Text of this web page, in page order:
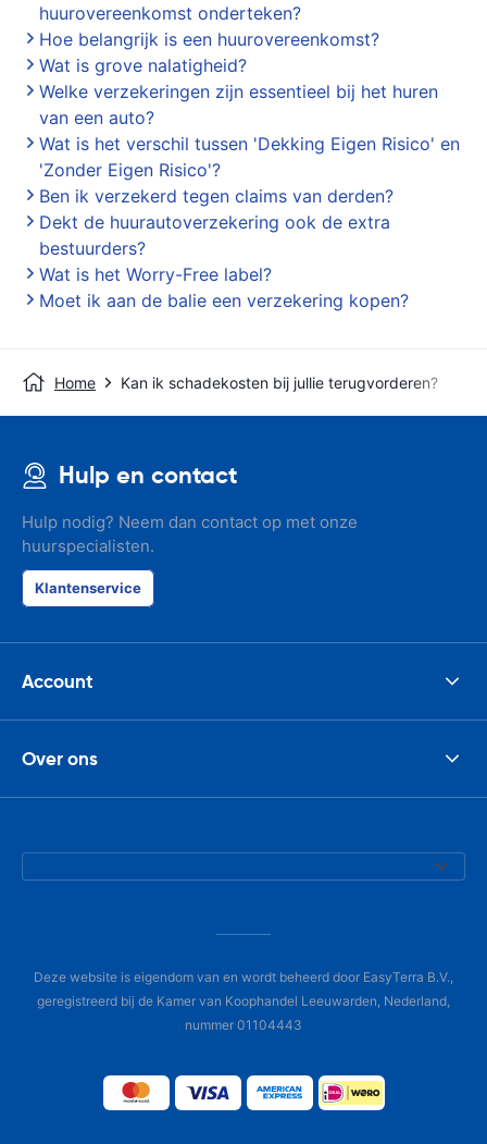
huurovereenkomst onderteken?
Hoe belangrijk is een huurovereenkomst?
Wat is grove nalatigheid?
Welke verzekeringen zijn essentieel bij het huren
van een auto?
Wat is het verschil tussen 'Dekking Eigen Risico' en
'Zonder Eigen Risico'?
Ben ik verzekerd tegen claims van derden?
Dekt de huurautoverzekering ook de extra
bestuurders?
Wat is het Worry-Free label?
Moet ik aan de balie een verzekering kopen?
Home Kan ik schadekosten bij jullie terugvorderen?
Hulp en contact
Hulp nodig? Neem dan contact op met onze
huurspecialisten.
Klantenservice
Account
Over ons
Deze website is eigendom van en wordt beheerd door EasyTerra B.V.,
geregistreerd bij de Kamer van Koophandel Leeuwarden, Nederland,
nummer 01104443